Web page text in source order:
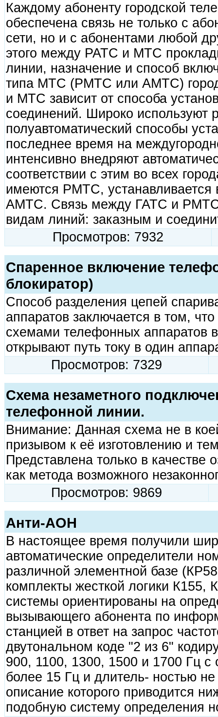
Каждому абоненту городской
обеспечена связь не только с
сети, но и с абонентами любой
этого между РАТС и МТС
линии, назначение и способ
типа МТС (РМТС или АМТС)
и МТС зависит от способа
соединений. Широко используют
полуавтоматический способы
последнее время на
интенсивно внедряют
соответствии с этим во всех
имеются РМТС, устанавливается
АМТС. Связь между ГАТС и РМТС
видам линий: заказным и
Просмотров: 7932
Спаренное включение
блокиратор)
Способ разделения цепей
аппаратов заключается в том,
схемами телефонных аппаратов
открывают путь току в один
Просмотров: 7329
Схема незаметного
телефонной линии.
Внимание: Данная схема не в
призывом к её изготовлению и
Представлена только в качестве
как метода возможного
Просмотров: 9869
Анти-АОН
В настоящее время получили
автоматические определители
различной элементной базе
комплекты жесткой логики К155,
системы ориентированы на
вызывающего абонента по
станцией в ответ на запрос
двутональном коде "2 из 6"
900, 1100, 1300, 1500 и 1700 Гц с
более 15 Гц и длитель- ностью
описание которого приводится
подобную систему определения